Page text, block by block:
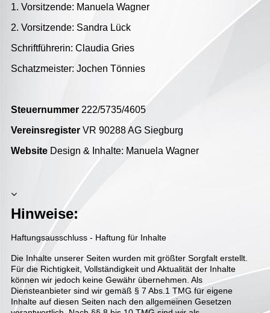
1. Vorsitzende: Manuela Wagner
2. Vorsitzende: Sandra Lück
Schriftführerin: Claudia Gries
Schatzmeister: Jochen Tönnies
Steuernummer222/5735/4605
VereinsregisterVR 90288 AG Siegburg
Website Design & Inhalte: Manuela Wagner
Hinweise:
Haftungsausschluss - Haftung für Inhalte
Die Inhalte unserer Seiten wurden mit größter Sorgfalt erstellt.
Für die Richtigkeit, Vollständigkeit und Aktualität der Inhalte
können wir jedoch keine Gewähr übernehmen. Als
Diensteanbieter sind wir gemäß § 7 Abs.1 TMG für eigene
Inhalte auf diesen Seiten nach den allgemeinen Gesetzen